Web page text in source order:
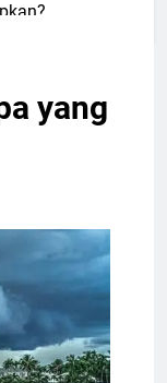
yang